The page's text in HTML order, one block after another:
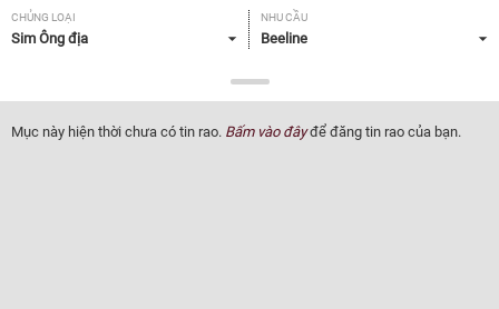
CHỦNG LOẠI
Sim Ông địa
NHU CẦU
Beeline
Tất cả
Mục này hiện thời chưa có tin rao. Bấm vào đâyđể đăng tin rao của bạn.